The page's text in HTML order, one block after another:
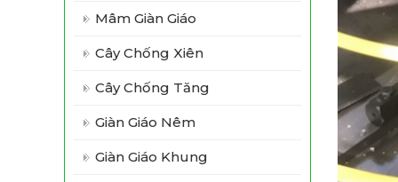
Mâm Giàn Giáo
Cây Chống Xiên
Cây Chống Tăng
Giàn Giáo Nêm
Giàn Giáo Khung